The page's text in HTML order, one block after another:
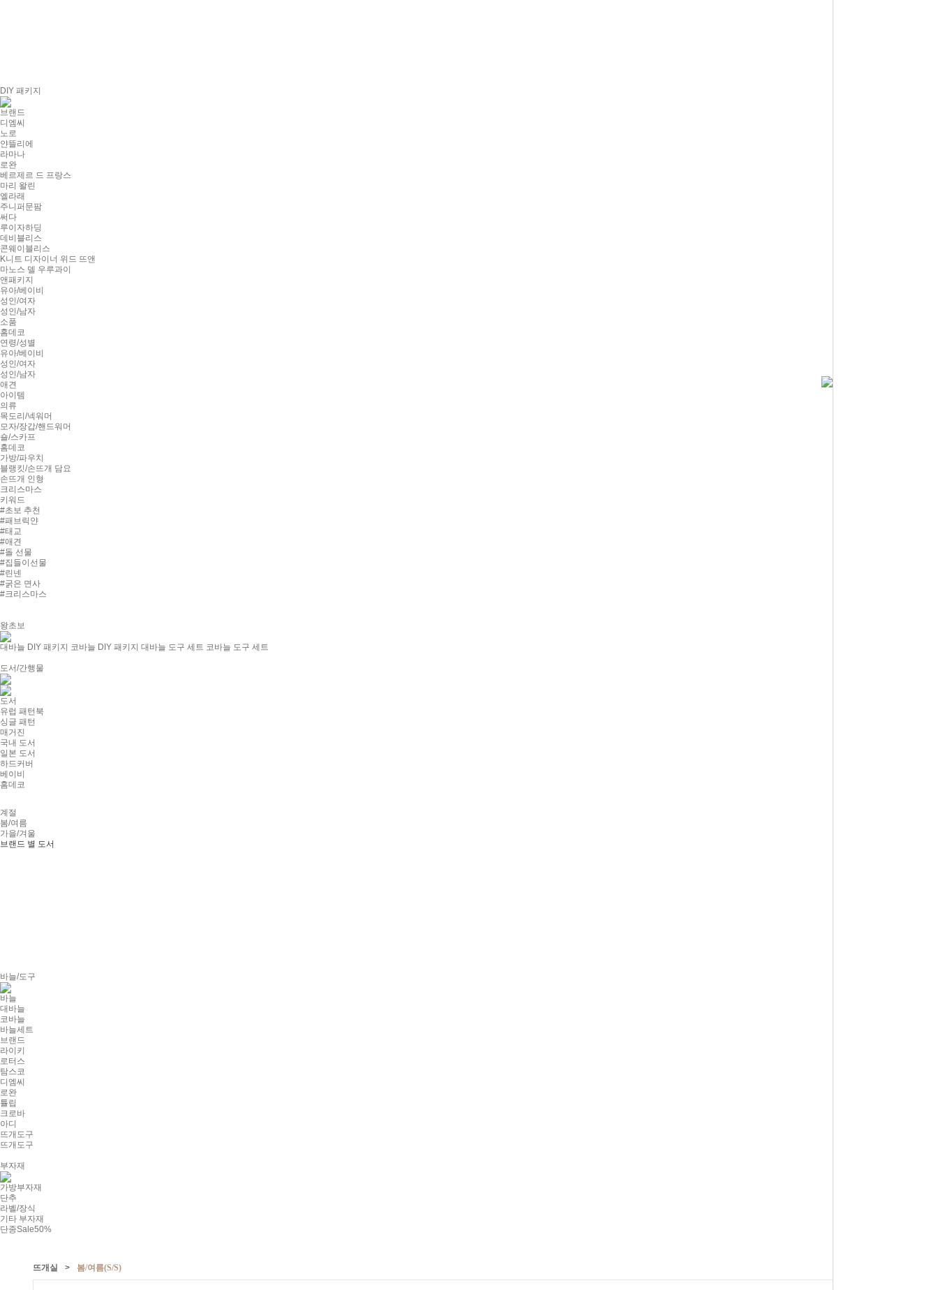
DIY 패키지
브랜드
디엠씨
노로
얀뜰리에
라마나
로완
베르제르 드 프랑스
마리 왈린
엘라래
주니퍼문팜
써다
루이자하딩
데비블리스
콘웨이블리스
K니트 디자이너 위드 뜨앤
마노스 델 우루과이
앤패키지
유아/베이비
성인/여자
성인/남자
소품
홈데코
연령/성별
유아/베이비
성인/여자
성인/남자
애견
아이템
의류
목도리/넥워머
모자/장갑/핸드워머
숄/스카프
홈데코
가방/파우치
블랭킷/손뜨개 담요
손뜨개 인형
크리스마스
키워드
#초보 추천
#패브릭얀
#태교
#애견
#돌 선물
#집들이선물
#린넨
#굵은 면사
#크리스마스
왕초보
대바늘 DIY 패키지 코바늘 DIY 패키지 대바늘 도구 세트 코바늘 도구 세트
도서/간행물
도서
유럽 패턴북
싱글 패턴
매거진
국내 도서
일본 도서
하드커버
베이비
홈데코
계절
봄/여름
가을/겨울
브랜드 별 도서
바늘/도구
바늘
대바늘
코바늘
바늘세트
브랜드
라이키
로터스
탐스코
디엠씨
로완
튤립
크로바
아디
뜨개도구
뜨개도구
부자재
가방부자재
단추
라벨/장식
기타 부자재
단종Sale50%
뜨개실 > 봄/여름(S/S)